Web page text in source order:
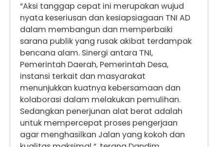
“Aksi tanggap cepat ini merupakan wujud
nyata keseriusan dan kesiapsiagaan TNI AD
dalam membangun dan memperbaiki
sarana publik yang rusak akibat terdampak
bencana alam. Sinergi antara TNI,
Pemerintah Daerah, Pemerintah Desa,
instansi terkait dan masyarakat
menunjukkan kuatnya kebersamaan dan
kolaborasi dalam melakukan pemulihan.
Sedangkan penerjunan alat berat adalah
untuk mempercepat proses pengerjaan
agar menghasilkan Jalan yang kokoh dan